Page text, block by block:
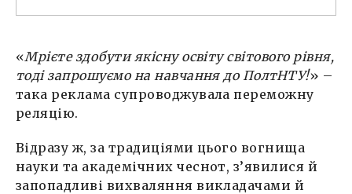
«Мрієте здобути якісну освіту світового рівня,
тоді запрошуємо на навчання до ПолтНТУ!» –
така реклама супроводжувала переможну
реляцію.
Відразу ж, за традиціями цього вогнища
науки та академічних чеснот, з’явилися й
запопадливі вихваляння викладачами й